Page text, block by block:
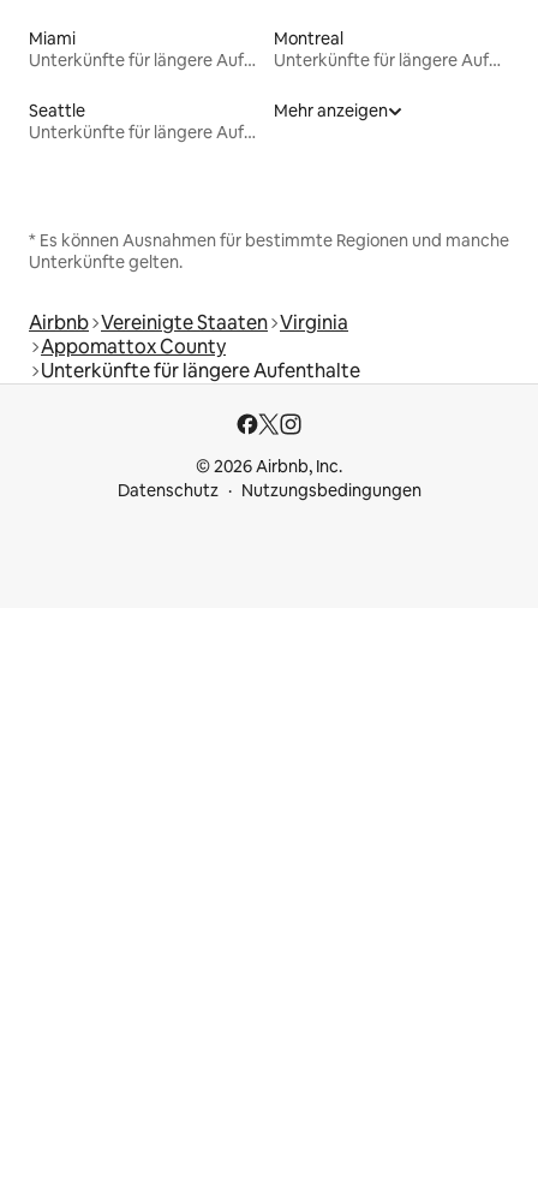
Miami
Unterkünfte für längere Aufenthalte
Montreal
Unterkünfte für längere Aufenthalte
Seattle
Unterkünfte für längere Aufenthalte
Mehr anzeigen
* Es können Ausnahmen für bestimmte Regionen und manche
Unterkünfte gelten.
Airbnb Vereinigte Staaten Virginia
Appomattox County
Unterkünfte für längere Aufenthalte
© 2026 Airbnb, Inc.
Datenschutz
Nutzungsbedingungen